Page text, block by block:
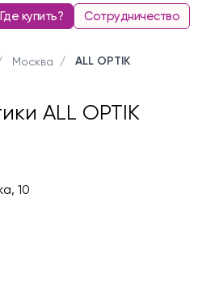
Где купить? Сотрудничество
Москва ALL OPTIK
ALL OPTIK
10